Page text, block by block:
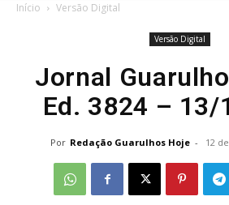
Início Versão Digital
Versão Digital
Jornal
Ed. 3824 –
Por Redação Guarulhos Hoje - 12